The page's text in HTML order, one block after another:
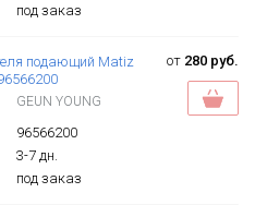
под заказ
подающий Matiz
GEUN YOUNG
96566200
3-7 дн.
под заказ
от 280 руб.